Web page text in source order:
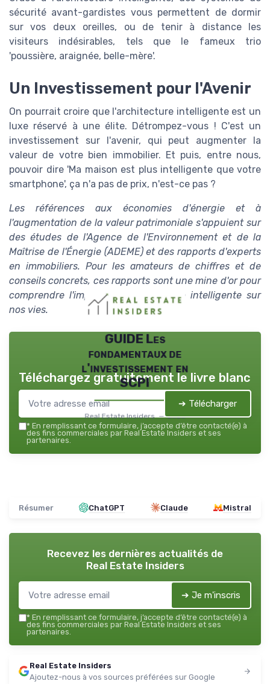
sécurité avant-gardistes vous permettent de dormir
sur vos deux oreilles, ou de tenir à distance les
visiteurs indésirables, tels que le fameux trio
'poussière, araignée, belle-mère'.
Un Investissement pour l'Avenir
On pourrait croire que l'architecture intelligente est un
luxe réservé à une élite. Détrompez-vous ! C'est un
investissement sur l'avenir, qui peut augmenter la
valeur de votre bien immobilier. Et puis, entre nous,
pouvoir dire 'Ma maison est plus intelligente que votre
smartphone', ça n'a pas de prix, n'est-ce pas ?
Les références aux économies d'énergie et à
l'augmentation de la valeur patrimoniale s'appuient sur
des études de l'Agence de l'Environnement et de la
Maîtrise de l'Énergie (ADEME) et des rapports d'experts
en immobiliers. Pour les amateurs de chiffres et de
conseils concrets, ces rapports sont une mine d'or pour
comprendre l'impact de l'architecture intelligente sur
nos vies.
GUIDE Les
fondamentaux de
l'investissement en
SCPI
Real Estate Insiders — 2026
Téléchargez gratuitement le livre blanc
➔ Télécharger
* En remplissant ce formulaire, j’accepte d’être contacté(e) à
des fins commerciales par Real Estate Insiders et ses
partenaires.
Résumer ChatGPT Claude Mistral
Recevez les dernières actualités de
Real Estate Insiders
➔ Je m'inscris
* En remplissant ce formulaire, j’accepte d’être contacté(e) à
des fins commerciales par Real Estate Insiders et ses
partenaires.
Real Estate Insiders
Ajoutez-nous à vos sources préférées sur Google